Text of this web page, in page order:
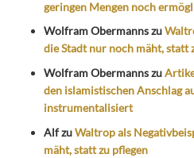
geringen Mengen noch
Wolfram Obermannszu
die Stadt nur noch mäht, statt
Wolfram Obermannszu
den islamistischen Anschlag
instrumentalisiert
AlfzuWaltrop als
mäht, statt zu pflegen